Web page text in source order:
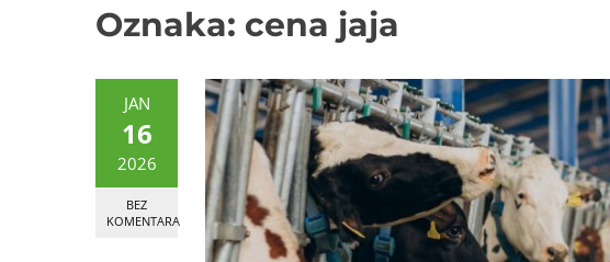
Oznaka: cena jaja
JAN
16
2026
BEZ
KOMENTARA